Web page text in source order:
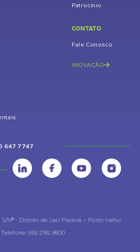
Patrocínio
CONTATO
Fale Conosco
INOVAÇÃO
647 7747
S/Nº - Distrito de Jaci Paraná – Porto Velho
(69) 2182.8600